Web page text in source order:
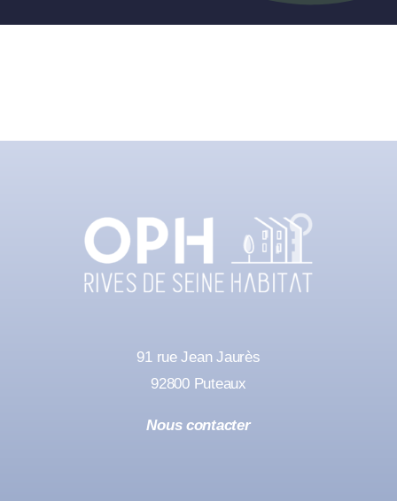
91 rue Jean Jaurès
92800 Puteaux
Nous contacter